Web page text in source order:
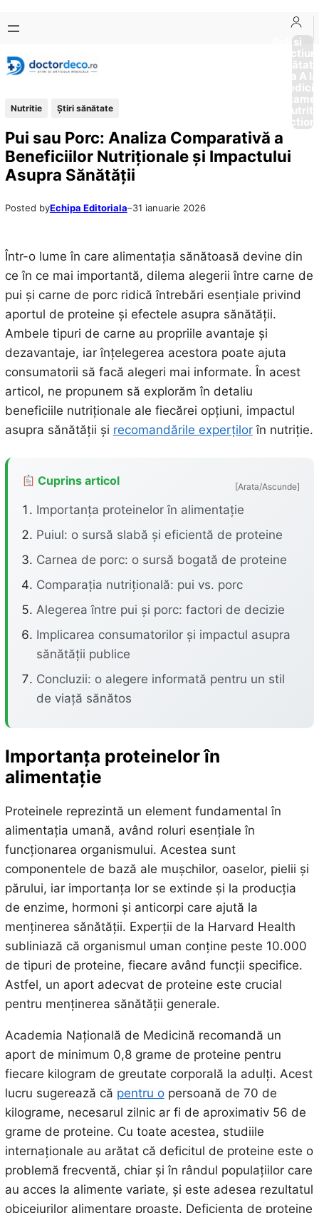
conținut
content
Boli si
Afectiuni
Sănătate
de la A
Nutritie Ştiri sănătate
Pui sau Porc: Analiza Comparativă a
Beneficiilor Nutriționale și Impactului
Asupra Sănătății
Posted byEchipa Editoriala–31 ianuarie 2026
Într-o lume în care alimentația sănătoasă devine din
ce în ce mai importantă, dilema alegerii între carne de
pui și carne de porc ridică întrebări esențiale privind
aportul de proteine și efectele asupra sănătății.
Ambele tipuri de carne au propriile avantaje și
dezavantaje, iar înțelegerea acestora poate ajuta
consumatorii să facă alegeri mai informate. În acest
articol, ne propunem să explorăm în detaliu
beneficiile nutriționale ale fiecărei opțiuni, impactul
asupra sănătății și recomandările experțilorîn nutriție.
Cuprins articol [Arata/Ascunde]
Importanța proteinelor în alimentație
Puiul: o sursă slabă și eficientă de proteine
Carnea de porc: o sursă bogată de proteine
Comparația nutrițională: pui vs. porc
Alegerea între pui și porc: factori de decizie
Implicarea consumatorilor și impactul asupra
sănătății publice
Concluzii: o alegere informată pentru un stil
de viață sănătos
Importanța proteinelor în
alimentație
Proteinele reprezintă un element fundamental în
alimentația umană, având roluri esențiale în
funcționarea organismului. Acestea sunt
componentele de bază ale mușchilor, oaselor, pielii și
părului, iar importanța lor se extinde și la producția
de enzime, hormoni și anticorpi care ajută la
menținerea sănătății. Experții de la Harvard Health
subliniază că organismul uman conține peste 10.000
de tipuri de proteine, fiecare având funcții specifice.
Astfel, un aport adecvat de proteine este crucial
pentru menținerea sănătății generale.
Academia Națională de Medicină recomandă un
aport de minimum 0,8 grame de proteine pentru
fiecare kilogram de greutate corporală la adulți. Acest
lucru sugerează că pentru opersoană de 70 de
kilograme, necesarul zilnic ar fi de aproximativ 56 de
grame de proteine. Cu toate acestea, studiile
internaționale au arătat că deficitul de proteine este o
problemă frecventă, chiar și în rândul populațiilor care
au acces la alimente variate, și este adesea rezultatul
obiceiurilor alimentare proaste. Deficiența de proteine